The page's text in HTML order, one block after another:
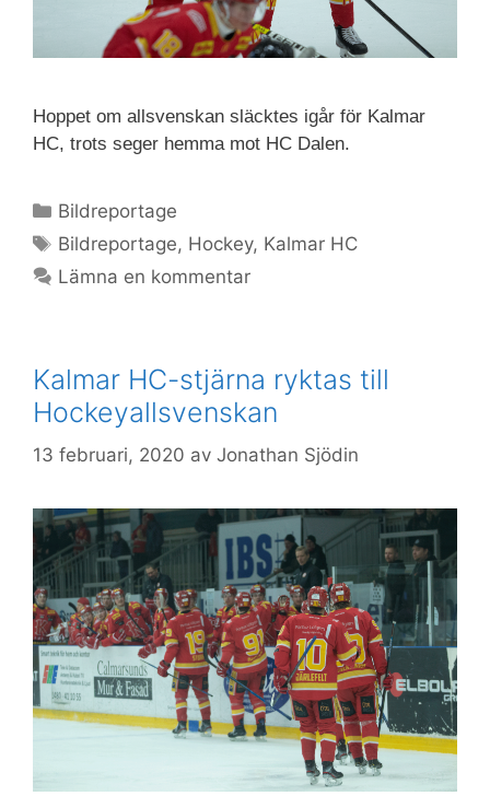
Hoppet om allsvenskan släcktes igår för Kalmar
HC, trots seger hemma mot HC Dalen.
Bildreportage
Bildreportage, Hockey, Kalmar HC
Lämna en kommentar
Kalmar HC-stjärna ryktas till
Hockeyallsvenskan
13 februari, 2020 av Jonathan Sjödin